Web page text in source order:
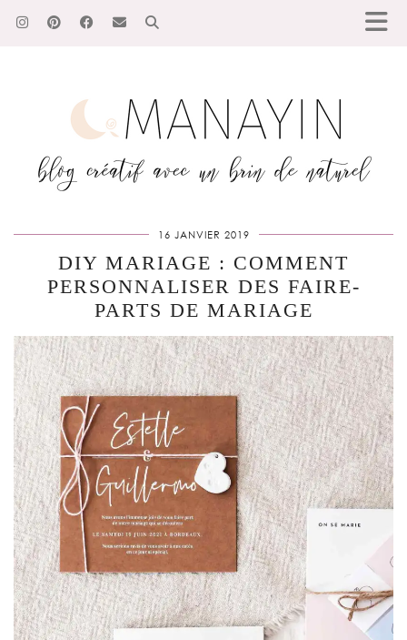
16 JANVIER 2019
DIY MARIAGE : COMMENT
PERSONNALISER DES FAIRE-
PARTS DE MARIAGE